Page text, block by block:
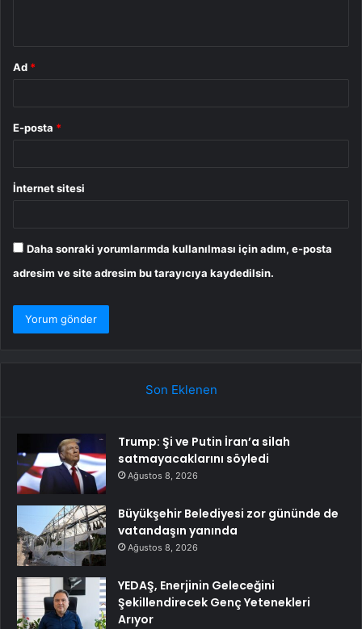
Ad *
E-posta *
İnternet sitesi
Daha sonraki yorumlarımda kullanılması için adım, e-posta
adresim ve site adresim bu tarayıcıya kaydedilsin.
Son Eklenen
Trump: Şi ve Putin İran’a silah
satmayacaklarını söyledi
Ağustos 8, 2026
Büyükşehir Belediyesi zor gününde de
vatandaşın yanında
Ağustos 8, 2026
YEDAŞ, Enerjinin Geleceğini
Şekillendirecek Genç Yetenekleri
Arıyor